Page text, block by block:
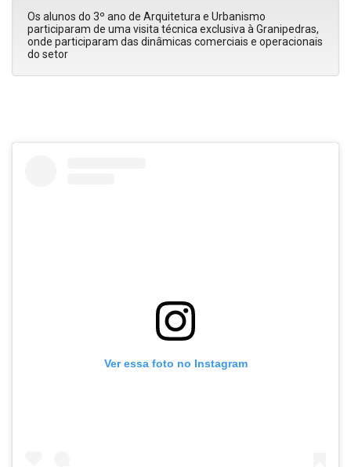
Os alunos do 3º ano de Arquitetura e Urbanismo
participaram de uma visita técnica exclusiva à Granipedras,
onde participaram das dinâmicas comerciais e operacionais
do setor
Ver essa foto no Instagram